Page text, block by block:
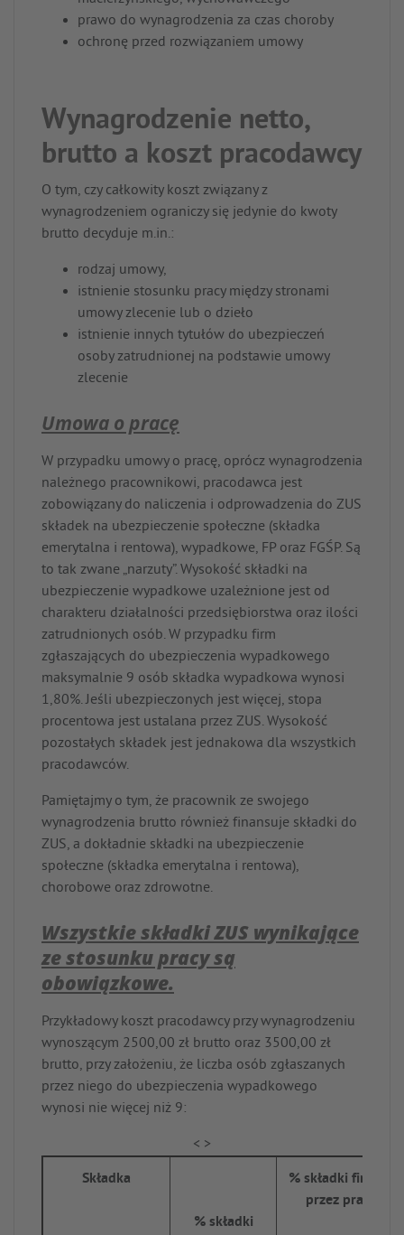
prawo do wynagrodzenia za czas choroby
ochronę przed rozwiązaniem umowy
Wynagrodzenie netto,
brutto a koszt pracodawcy
O tym, czy całkowity koszt związany z
wynagrodzeniem ograniczy się jedynie do kwoty
brutto decyduje m.in.:
rodzaj umowy,
istnienie stosunku pracy między stronami
umowy zlecenie lub o dzieło
istnienie innych tytułów do ubezpieczeń
osoby zatrudnionej na podstawie umowy
zlecenie
Umowa o pracę
W przypadku umowy o pracę, oprócz wynagrodzenia
należnego pracownikowi, pracodawca jest
zobowiązany do naliczenia i odprowadzenia do ZUS
składek na ubezpieczenie społeczne (składka
emerytalna i rentowa), wypadkowe, FP oraz FGŚP. Są
to tak zwane „narzuty”. Wysokość składki na
ubezpieczenie wypadkowe uzależnione jest od
charakteru działalności przedsiębiorstwa oraz ilości
zatrudnionych osób. W przypadku firm
zgłaszających do ubezpieczenia wypadkowego
maksymalnie 9 osób składka wypadkowa wynosi
1,80%. Jeśli ubezpieczonych jest więcej, stopa
procentowa jest ustalana przez ZUS. Wysokość
pozostałych składek jest jednakowa dla wszystkich
pracodawców.
Pamiętajmy o tym, że pracownik ze swojego
wynagrodzenia brutto również finansuje składki do
ZUS, a dokładnie składki na ubezpieczenie
społeczne (składka emerytalna i rentowa),
chorobowe oraz zdrowotne.
Wszystkie składki ZUS wynikające
ze stosunku pracy są
obowiązkowe.
Przykładowy koszt pracodawcy przy wynagrodzeniu
wynoszącym 2500,00 zł brutto oraz 3500,00 zł
brutto, przy założeniu, że liczba osób zgłaszanych
przez niego do ubezpieczenia wypadkowego
wynosi nie więcej niż 9:
Składka
% składki
% składki
przez